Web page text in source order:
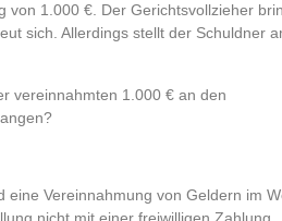
von 1.000 €. Der Gerichtsvollzieher
sich. Allerdings stellt der Schuldner
vereinnahmten 1.000 € an den
Vereinnahmung von Geldern im
nicht mit einer freiwilligen Zahlung